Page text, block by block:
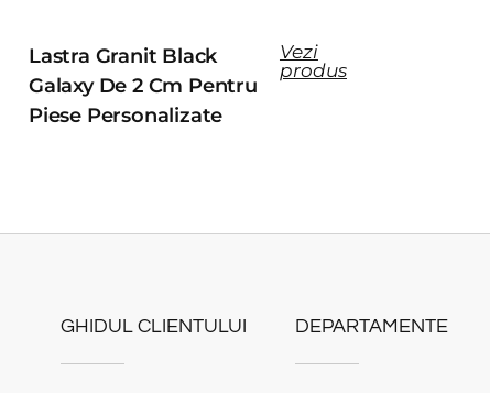
Lastra Granit Black
Galaxy De 2 Cm Pentru
Piese Personalizate
Vezi
produs
GHIDUL CLIENTULUI DEPARTAMENTE